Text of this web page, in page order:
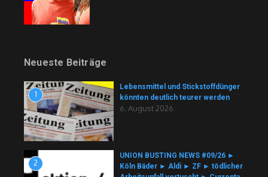
Neueste Beiträge
1
Lebensmittel und Stickstoffdünger
könnten deutlich teurer werden
6. August 2026
2
UNION BUSTING NEWS #09/26 ►
Köln Bäder ► Aldi ► ZF ► tödlicher